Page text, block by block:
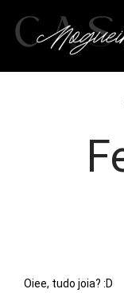
Oiee, tudo joia? :D